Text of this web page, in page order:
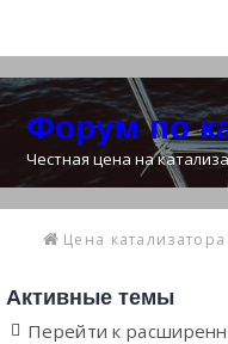
Форум по
Честная цена на
Цена катализатора
Активные темы
Перейти к